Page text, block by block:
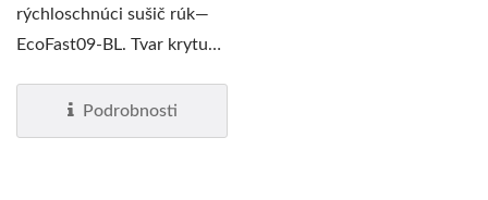
rýchloschnúci sušič rúk—
EcoFast09-BL. Tvar krytu
Podrobnosti